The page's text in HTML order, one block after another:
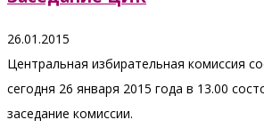
26.01.2015
Центральная избирательная комиссия
сегодня 26 января 2015 года в 13.00
заседание комиссии.